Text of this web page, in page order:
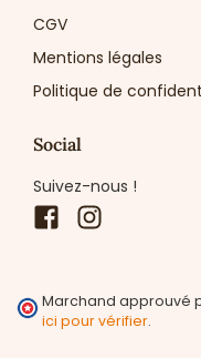
CGV
Mentions légales
Politique de
Social
Suivez-nous !
Facebook
Marchand approuvé
ici pour vérifier.